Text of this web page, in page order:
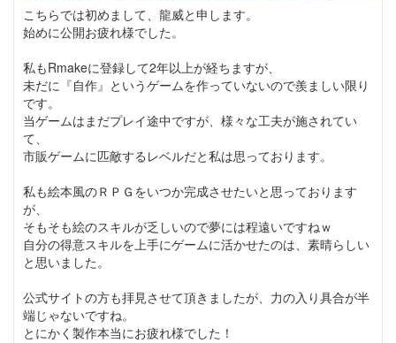
こちらでは初めまして、龍威と申します。
始めに公開お疲れ様でした。
私もRmakeに登録して2年以上が経ちますが、
未だに『自作』というゲームを作っていないので羨ましい限り
です。
当ゲームはまだプレイ途中ですが、様々な工夫が施されてい
て、
市販ゲームに匹敵するレベルだと私は思っております。
私も絵本風のＲＰＧをいつか完成させたいと思っております
が、
そもそも絵のスキルが乏しいので夢には程遠いですねｗ
自分の得意スキルを上手にゲームに活かせたのは、素晴らしい
と思いました。
公式サイトの方も拝見させて頂きましたが、力の入り具合が半
端じゃないですね。
とにかく製作本当にお疲れ様でした！